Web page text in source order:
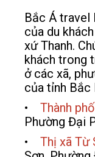
Bắc Á travel
của du
xứ Thanh.
khách trong
ở các xã,
của tỉnh Bắc
• Thành
Phường Đại
• Thị xã Từ